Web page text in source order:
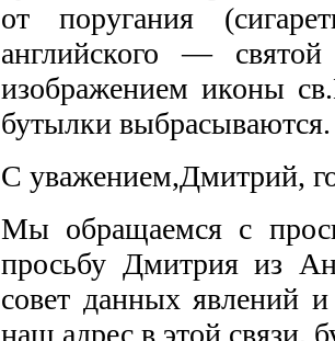
от поругания
английского — святой
изображением иконы
бутылки выбрасываются.
С уважением,Дмитрий,
Мы обращаемся с
просьбу Дмитрия из
совет данных явлений
наш адрес в этой связи,